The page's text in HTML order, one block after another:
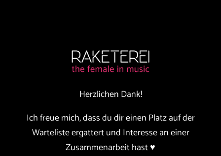
Herzlichen Dank!
Ich freue mich, dass du dir einen Platz auf der
Warteliste ergattert und Interesse an einer
Zusammenarbeit hast ♥